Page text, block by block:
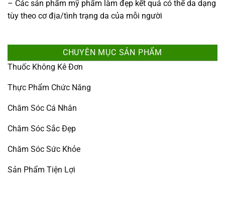
– Các sản phẩm mỹ phẩm làm đẹp kết quả có thể da dạng
tùy theo cơ địa/tình trạng da của mỗi người
CHUYÊN MỤC SẢN PHẨM
Thuốc Không Kê Đơn
Thực Phẩm Chức Năng
Chăm Sóc Cá Nhân
Chăm Sóc Sắc Đẹp
Chăm Sóc Sức Khỏe
Sản Phẩm Tiện Lợi